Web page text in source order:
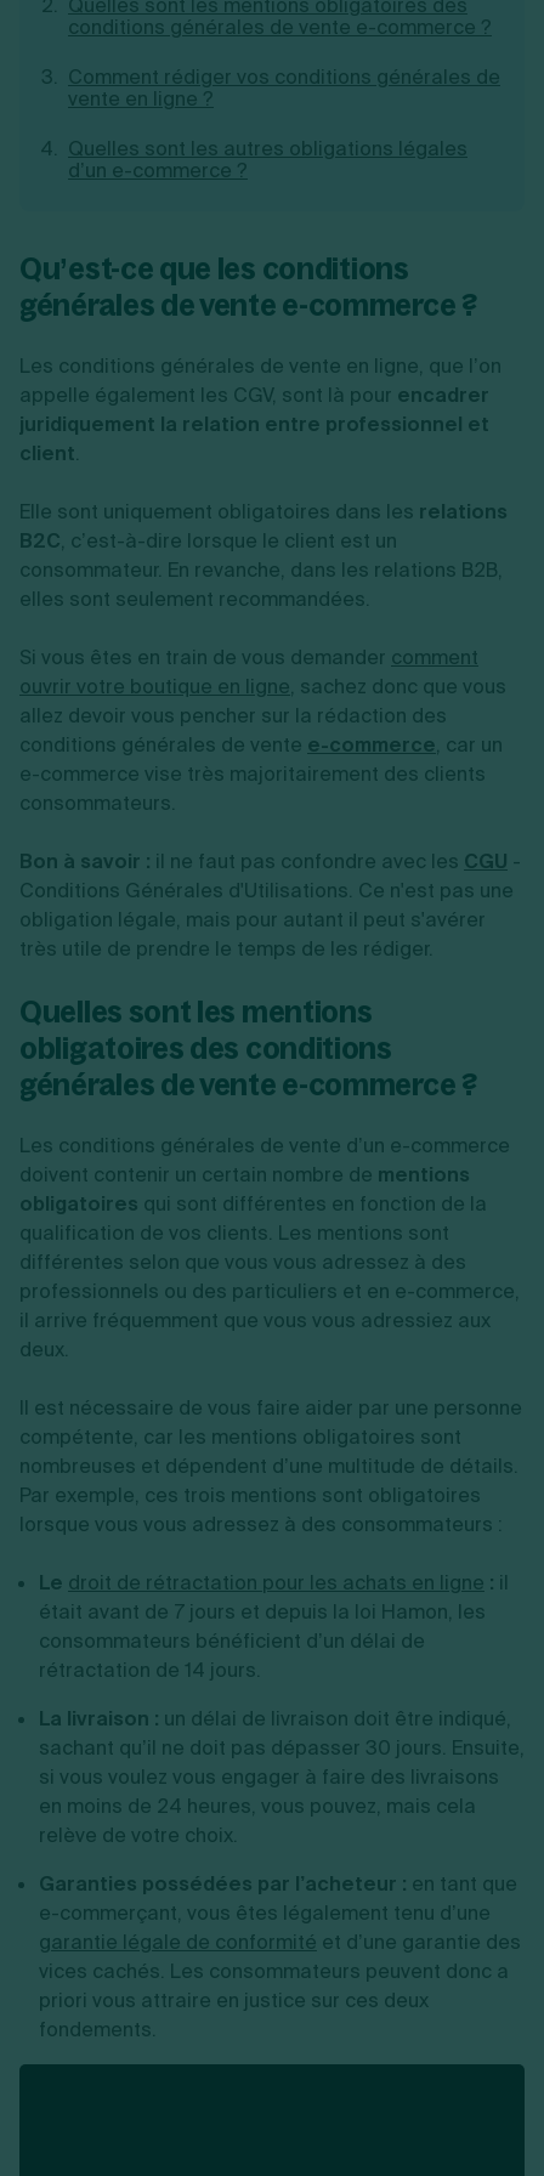
Toutes les modifications
Je suis autonome
Je souhaite être accompagné
Découvrez notre cabinet d'expertise
comptable LS Compta
Création d'EURL
Création de SARL
Création de SAS
Création d'association
Aides à la création d’entreprise
Quelles sont les mentions obligatoires des
conditions générales de vente e-commerce ?
Comment rédiger vos conditions générales de
vente en ligne ?
Quelles sont les autres obligations légales
d’un e-commerce ?
Qu’est-ce que les conditions
générales de vente e-commerce ?
Les conditions générales de vente en ligne, que l’on
appelle également les CGV, sont là pour encadrer
juridiquement la relation entre professionnel et
client.
Elle sont uniquement obligatoires dans les relations
B2C, c’est-à-dire lorsque le client est un
consommateur. En revanche, dans les relations B2B,
elles sont seulement recommandées.
Si vous êtes en train de vous demander comment
ouvrir votre boutique en ligne, sachez donc que vous
allez devoir vous pencher sur la rédaction des
conditions générales de vente e-commerce, car un
e-commerce vise très majoritairement des clients
consommateurs.
Bon à savoir : il ne faut pas confondre avec les CGU -
Conditions Générales d'Utilisations. Ce n'est pas une
obligation légale, mais pour autant il peut s'avérer
très utile de prendre le temps de les rédiger.
Quelles sont les mentions
obligatoires des conditions
générales de vente e-commerce ?
Les conditions générales de vente d’un e-commerce
doivent contenir un certain nombre de mentions
obligatoires qui sont différentes en fonction de la
qualification de vos clients. Les mentions sont
différentes selon que vous vous adressez à des
professionnels ou des particuliers et en e-commerce,
il arrive fréquemment que vous vous adressiez aux
deux.
Il est nécessaire de vous faire aider par une personne
compétente, car les mentions obligatoires sont
nombreuses et dépendent d’une multitude de détails.
Par exemple, ces trois mentions sont obligatoires
lorsque vous vous adressez à des consommateurs :
Le droit de rétractation pour les achats en ligne : il
était avant de 7 jours et depuis la loi Hamon, les
consommateurs bénéficient d’un délai de
rétractation de 14 jours.
La livraison : un délai de livraison doit être indiqué,
sachant qu’il ne doit pas dépasser 30 jours. Ensuite,
si vous voulez vous engager à faire des livraisons
en moins de 24 heures, vous pouvez, mais cela
relève de votre choix.
Garanties possédées par l’acheteur : en tant que
e-commerçant, vous êtes légalement tenu d’une
garantie légale de conformité et d’une garantie des
vices cachés. Les consommateurs peuvent donc a
priori vous attraire en justice sur ces deux
fondements.